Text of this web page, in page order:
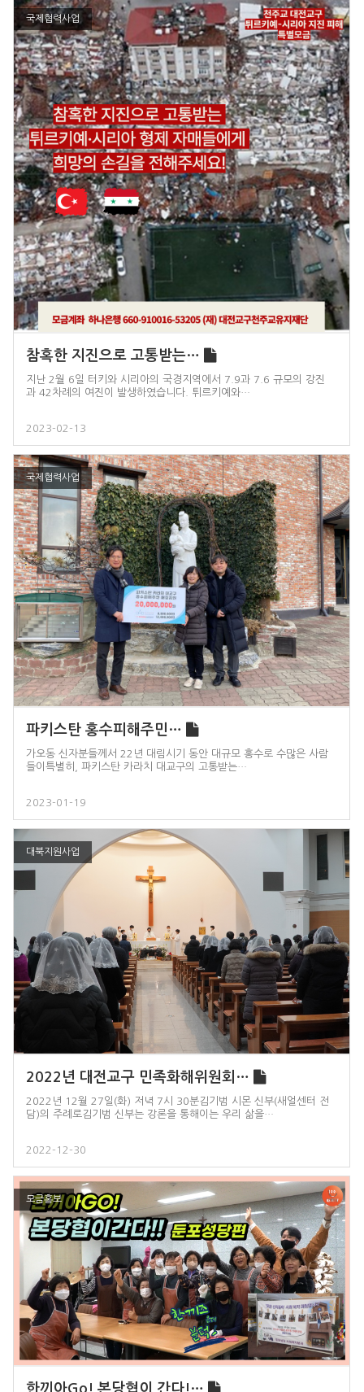
국제협력사업
참혹한 지진으로 고통받는…
지난 2월 6일 터키와 시리아의 국경지역에서 7.9과 7.6 규모의 강진
과 42차례의 여진이 발생하였습니다. 튀르키예와…
2023-02-13
국제협력사업
파키스탄 홍수피해주민…
가오동 신자분들께서 22년 대림시기 동안 대규모 홍수로 수많은 사람
들이특별히, 파키스탄 카라치 대교구의 고통받는…
2023-01-19
대북지원사업
2022년 대전교구 민족화해위원회…
2022년 12월 27일(화) 저녁 7시 30분김기범 시몬 신부(새얼센터 전
담)의 주례로김기범 신부는 강론을 통해이는 우리 삶을…
2022-12-30
모금홍보
한끼아Go! 본당협이 간다!…